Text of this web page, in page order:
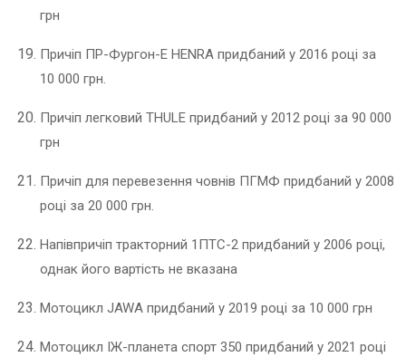
грн
Причіп ПР-Фургон-Е HENRA придбаний у 2016 році за
10 000 грн.
Причіп легковий THULE придбаний у 2012 році за 90 000
грн
Причіп для перевезення човнів ПГМФ придбаний у 2008
році за 20 000 грн.
Напівпричіп тракторний 1ПТС-2 придбаний у 2006 році,
однак його вартість не вказана
Мотоцикл JAWA придбаний у 2019 році за 10 000 грн
Мотоцикл ІЖ-планета спорт 350 придбаний у 2021 році